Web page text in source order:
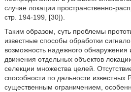
случае локации пространственно-
стр. 194-199, [30]).
Таким образом, суть проблемы
известные способы обработки
возможность надежного
движения отдельных объектов
селекции множества целей.
способности по дальности известных
существенным ограничением,